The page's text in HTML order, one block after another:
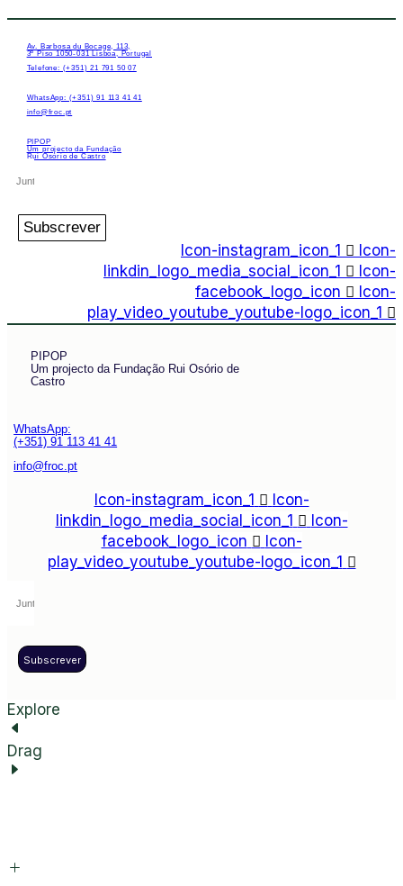
Av. Barbosa du Bocage, 113,
3º Piso 1050-031 Lisboa, Portugal
Telefone: (+351) 21 791 50 07
WhatsApp: (+351) 91 113 41 41
info@froc.pt
PIPOP
Um projecto da Fundação
Rui Osório de Castro
Subscrever
Icon-instagram_icon_1
Icon-
linkdin_logo_media_social_icon_1
Icon-
facebook_logo_icon
Icon-
play_video_youtube_youtube-logo_icon_1
PIPOP
Um projecto da Fundação Rui Osório de
Castro
WhatsApp:
(+351) 91 113 41 41
info@froc.pt
Icon-instagram_icon_1
Icon-
linkdin_logo_media_social_icon_1
Icon-
facebook_logo_icon
Icon-
play_video_youtube_youtube-logo_icon_1
Subscrever
Explore
Drag